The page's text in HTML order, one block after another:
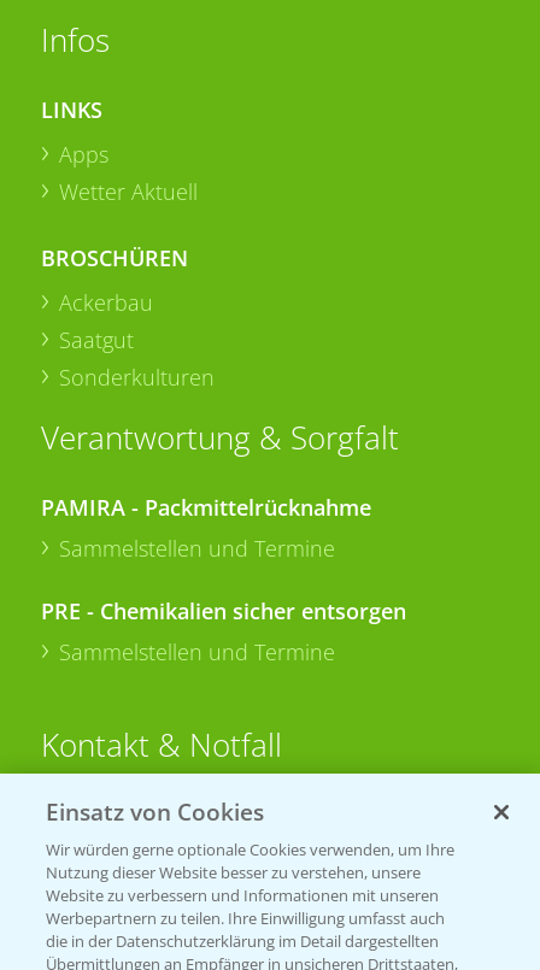
Infos
LINKS
Apps
Wetter Aktuell
BROSCHÜREN
Ackerbau
Saatgut
Sonderkulturen
Verantwortung & Sorgfalt
PAMIRA - Packmittelrücknahme
Sammelstellen und Termine
PRE - Chemikalien sicher entsorgen
Sammelstellen und Termine
Kontakt & Notfall
Beratung auf WhatsApp
T.+49 (0)174 346 564 1
KONTAKT
Einsatz von Cookies
Wir würden gerne optionale Cookies verwenden, um Ihre
Nutzung dieser Website besser zu verstehen, unsere
Website zu verbessern und Informationen mit unseren
Werbepartnern zu teilen. Ihre Einwilligung umfasst auch
die in der Datenschutzerklärung im Detail dargestellten
Übermittlungen an Empfänger in unsicheren Drittstaaten,